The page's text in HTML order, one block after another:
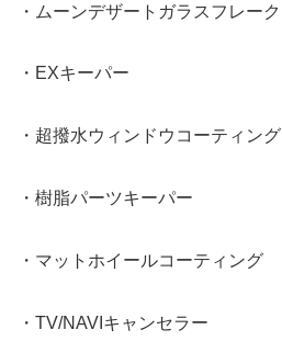
・ムーンデザートガラスフレーク
・EXキーパー
・超撥水ウィンドウコーティング
・樹脂パーツキーパー
・マットホイールコーティング
・TV/NAVIキャンセラー